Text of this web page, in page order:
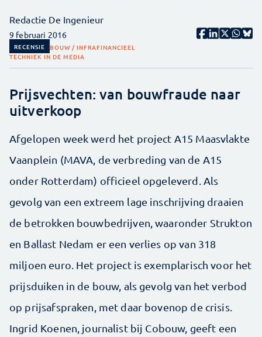
Redactie De Ingenieur
9 februari 2016
RECENSIE BOUW / INFRAFINANCIEEL
TECHNIEK IN DE MEDIA
Prijsvechten: van bouwfraude naar
uitverkoop
Afgelopen week werd het project A15 Maasvlakte
Vaanplein (MAVA, de verbreding van de A15
onder Rotterdam) officieel opgeleverd. Als
gevolg van een extreem lage inschrijving draaien
de betrokken bouwbedrijven, waaronder Strukton
en Ballast Nedam er een verlies op van 318
miljoen euro. Het project is exemplarisch voor het
prijsduiken in de bouw, als gevolg van het verbod
op prijsafspraken, met daar bovenop de crisis.
Ingrid Koenen, journalist bij Cobouw, geeft een